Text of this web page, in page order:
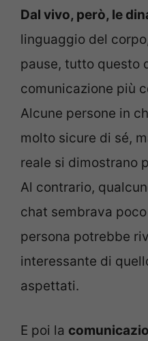
Dal vivo, però, le
linguaggio del
pause, tutto questo
comunicazione più
Alcune persone in
molto sicure di sé,
reale si dimostrano
Al contrario,
chat sembrava
persona potrebbe
interessante di
aspettati.
E poi la